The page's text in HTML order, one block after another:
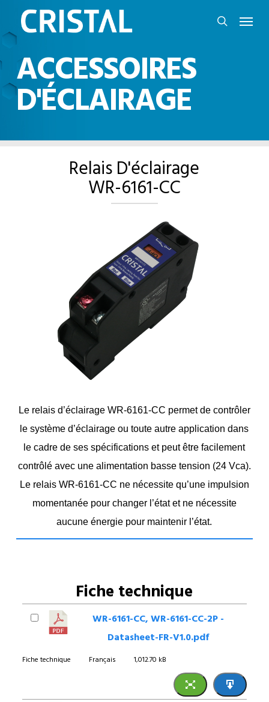
main
content
search
Menu
ACCESSOIRES
D'ÉCLAIRAGE
Relais D'éclairage
WR-6161-CC
Le relais d’éclairage WR-6161-CC permet de contrôler
le système d’éclairage ou toute autre application dans
le cadre de ses spécifications et peut être facilement
contrôlé avec une alimentation basse tension (24 Vca).
Le relais WR-6161-CC ne nécessite qu’une impulsion
momentanée pour changer l’état et ne nécessite
aucune énergie pour maintenir l’état.
Fiche technique
WR-6161-CC, WR-6161-CC-2P -
Datasheet-FR-V1.0.pdf
Fiche technique Français 1,012.70 kB